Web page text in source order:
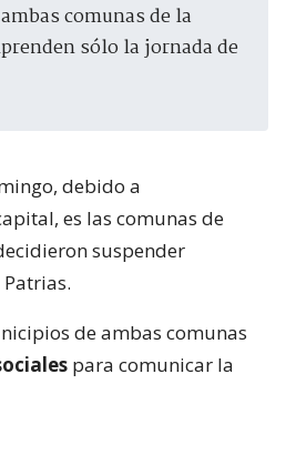
comunas de la
sólo la jornada de
debido a
es las comunas de
suspender
de ambas comunas
para comunicar la